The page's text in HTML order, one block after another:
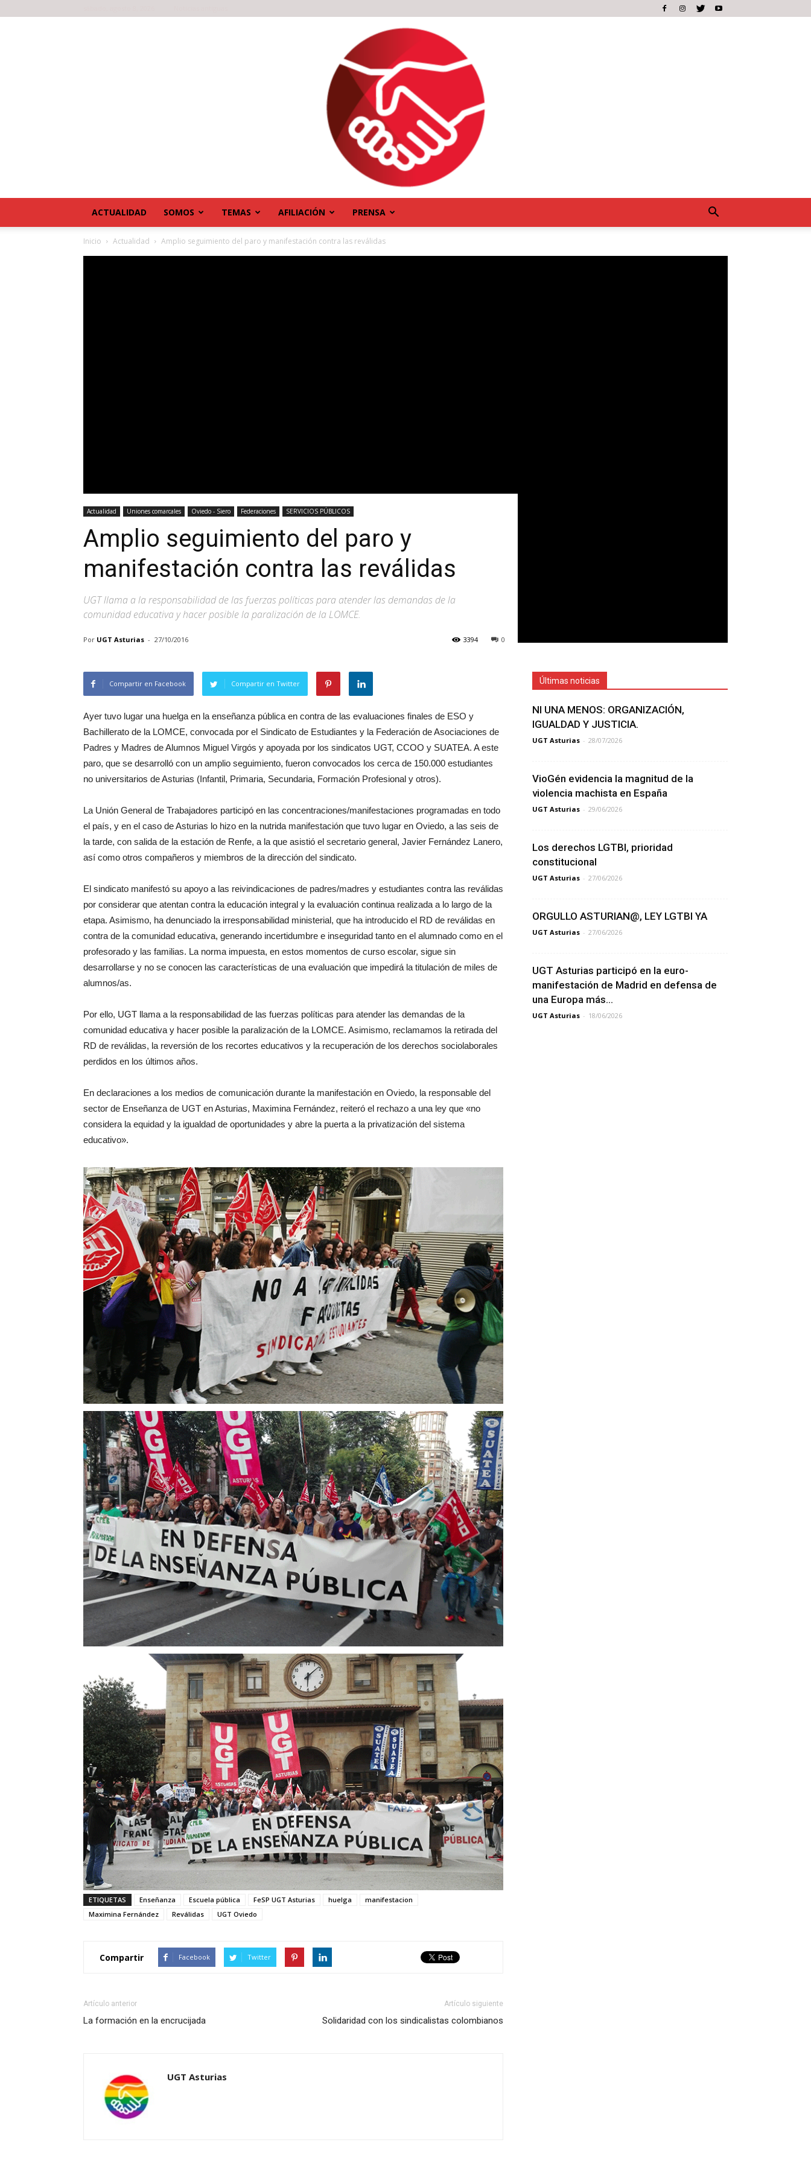
ACTUALIDAD SOMOS TEMAS AFILIACIÓN PRENSA
Inicio Actualidad Amplio seguimiento del paro y manifestación contra las reválidas
Actualidad Uniones comarcales Oviedo - Siero Federaciones SERVICIOS PÚBLICOS
Amplio seguimiento del paro y
manifestación contra las reválidas
UGT llama a la responsabilidad de las fuerzas políticas para atender las demandas de la
comunidad educativa y hacer posible la paralización de la LOMCE.
Por UGT Asturias - 27/10/2016 0
3394
Compartir en Facebook Compartir en Twitter
Ayer tuvo lugar una huelga en la enseñanza pública en contra de las evaluaciones finales de ESO y
Bachillerato de la LOMCE, convocada por el Sindicato de Estudiantes y la Federación de Asociaciones de
Padres y Madres de Alumnos Miguel Virgós y apoyada por los sindicatos UGT, CCOO y SUATEA. A este
paro, que se desarrolló con un amplio seguimiento, fueron convocados los cerca de 150.000 estudiantes
no universitarios de Asturias (Infantil, Primaria, Secundaria, Formación Profesional y otros).
La Unión General de Trabajadores participó en las concentraciones/manifestaciones programadas en todo
el país, y en el caso de Asturias lo hizo en la nutrida manifestación que tuvo lugar en Oviedo, a las seis de
la tarde, con salida de la estación de Renfe, a la que asistió el secretario general, Javier Fernández Lanero,
así como otros compañeros y miembros de la dirección del sindicato.
El sindicato manifestó su apoyo a las reivindicaciones de padres/madres y estudiantes contra las reválidas
por considerar que atentan contra la educación integral y la evaluación continua realizada a lo largo de la
etapa. Asimismo, ha denunciado la irresponsabilidad ministerial, que ha introducido el RD de reválidas en
contra de la comunidad educativa, generando incertidumbre e inseguridad tanto en el alumnado como en el
profesorado y las familias. La norma impuesta, en estos momentos de curso escolar, sigue sin
desarrollarse y no se conocen las características de una evaluación que impedirá la titulación de miles de
alumnos/as.
Por ello, UGT llama a la responsabilidad de las fuerzas políticas para atender las demandas de la
comunidad educativa y hacer posible la paralización de la LOMCE. Asimismo, reclamamos la retirada del
RD de reválidas, la reversión de los recortes educativos y la recuperación de los derechos sociolaborales
perdidos en los últimos años.
En declaraciones a los medios de comunicación durante la manifestación en Oviedo, la responsable del
sector de Enseñanza de UGT en Asturias, Maximina Fernández, reiteró el rechazo a una ley que «no
considera la equidad y la igualdad de oportunidades y abre la puerta a la privatización del sistema
educativo».
ETIQUETAS Enseñanza Escuela pública FeSP UGT Asturias huelga
manifestacion
Maximina Fernández
Reválidas UGT Oviedo
Compartir Facebook Twitter
Artículo anterior
La formación en la encrucijada
Artículo siguiente
Solidaridad con los sindicalistas colombianos
UGT Asturias
Últimas noticias
NI UNA MENOS: ORGANIZACIÓN,
IGUALDAD Y JUSTICIA.
UGT Asturias - 28/07/2026
VioGén evidencia la magnitud de la
violencia machista en España
UGT Asturias - 29/06/2026
Los derechos LGTBI, prioridad
constitucional
UGT Asturias - 27/06/2026
ORGULLO ASTURIAN@, LEY LGTBI YA
UGT Asturias - 27/06/2026
UGT Asturias participó en la euro-
manifestación de Madrid en defensa de
una Europa más...
UGT Asturias - 18/06/2026